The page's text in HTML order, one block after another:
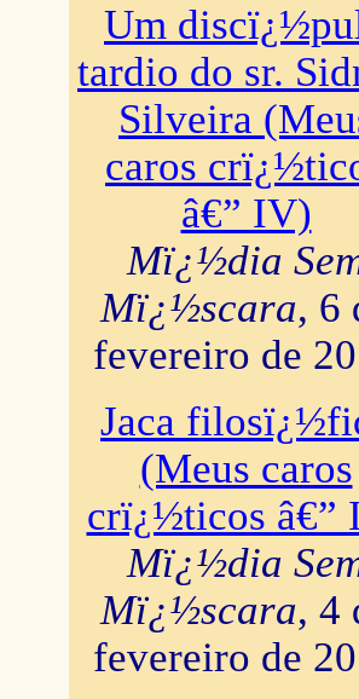
Um
tardio do sr.
Silveira
caros
â€” IV)
Mï¿½dia
Mï¿½scara, 6
fevereiro de
Jaca
(Meus caros
crï¿½ticos â€”
Mï¿½dia
Mï¿½scara, 4
fevereiro de